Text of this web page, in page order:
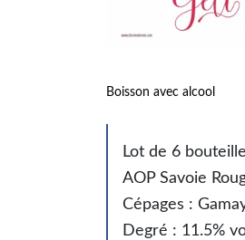
Boisson avec alcool
Lot de 6
AOP Savoie
Cépages :
Degré : 11.5%